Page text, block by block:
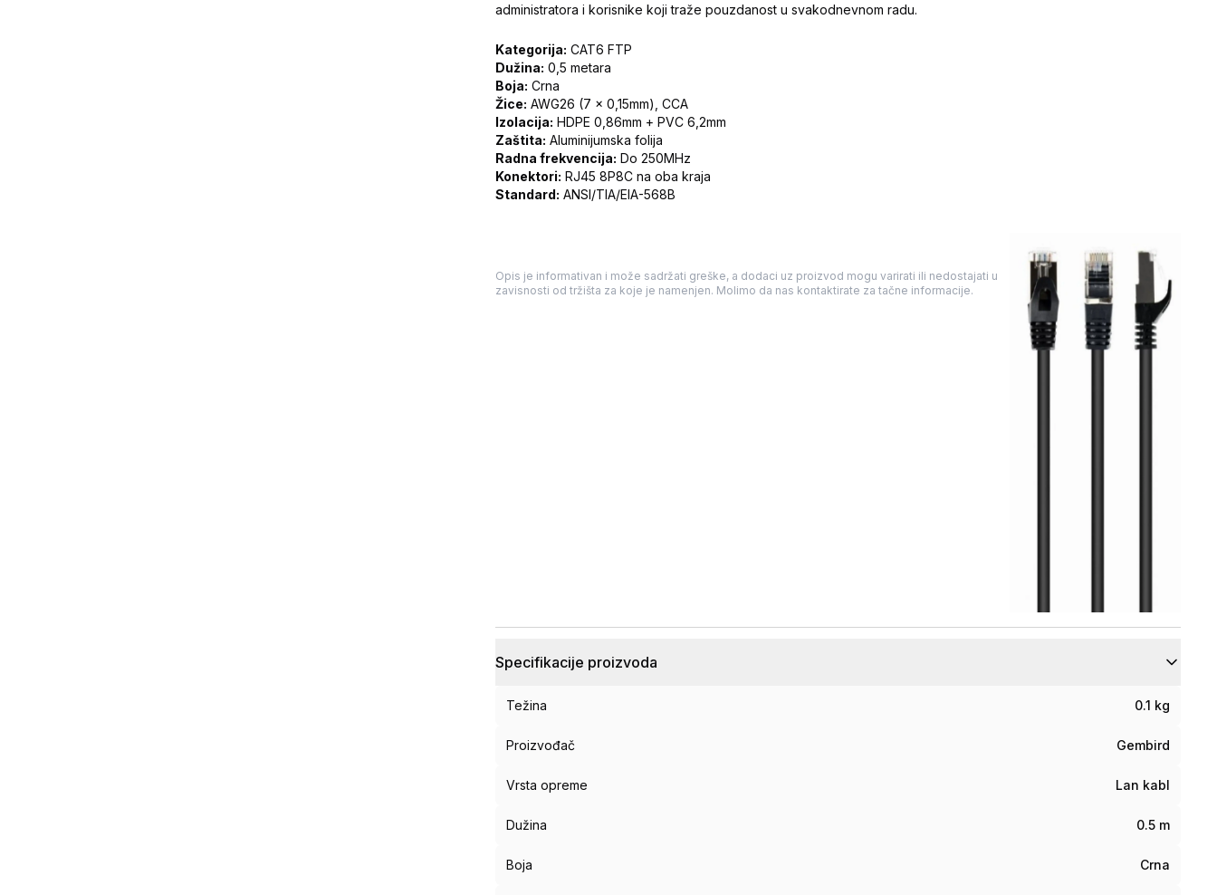
administratora i korisnike koji traže pouzdanost u svakodnevnom radu.
Kategorija: CAT6 FTP
Dužina: 0,5 metara
Boja: Crna
Žice: AWG26 (7 x 0,15mm), CCA
Izolacija: HDPE 0,86mm + PVC 6,2mm
Zaštita: Aluminijumska folija
Radna frekvencija: Do 250MHz
Konektori: RJ45 8P8C na oba kraja
Standard: ANSI/TIA/EIA-568B
Opis je informativan i može sadržati greške, a dodaci uz proizvod mogu varirati ili nedostajati u
zavisnosti od tržišta za koje je namenjen. Molimo da nas kontaktirate za tačne informacije.
Specifikacije proizvoda
Težina 0.1 kg
Proizvođač Gembird
Vrsta opreme Lan kabl
Dužina 0.5 m
Boja Crna